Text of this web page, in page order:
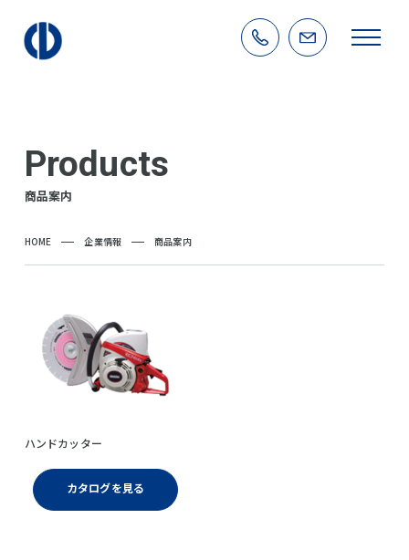
Products
商品案内
HOME 企業情報 商品案内
ハンドカッター
カタログを見る